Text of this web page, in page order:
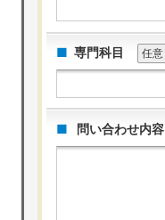
専門科目 任意
問い合わせ内容